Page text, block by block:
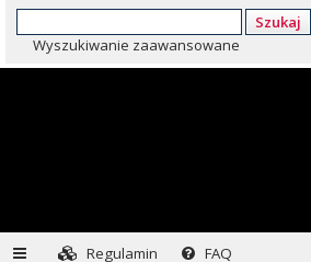
Szukaj
Wyszukiwanie zaawansowane
Regulamin
FAQ